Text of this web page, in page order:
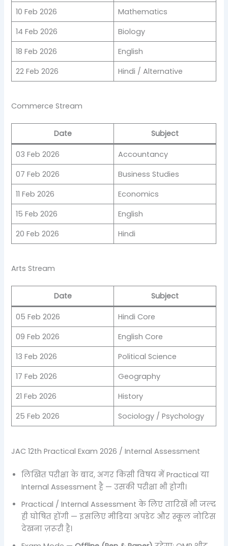
10 Feb 2026
Mathematics
14 Feb 2026
Biology
18 Feb 2026
English
22 Feb 2026
Hindi / Alternative
Commerce Stream
Date Subject
03 Feb 2026
Accountancy
07 Feb 2026
Business Studies
11 Feb 2026
Economics
15 Feb 2026
English
20 Feb 2026
Hindi
Arts Stream
Date Subject
05 Feb 2026
Hindi Core
09 Feb 2026
English Core
13 Feb 2026
Political Science
17 Feb 2026
Geography
21 Feb 2026
History
25 Feb 2026
Sociology / Psychology
JAC 12th Practical Exam 2026 / Internal Assessment
लिखित परीक्षा के बाद, अगर किसी विषय में Practical या
Internal Assessment है — उसकी परीक्षा भी होगी।
Practical / Internal Assessment के लिए तारिखें भी जल्द
ही घोषित होंगी — इसलिए मीडिया अपडेट और स्कूल नोटिस
देखना ज़रूरी है।